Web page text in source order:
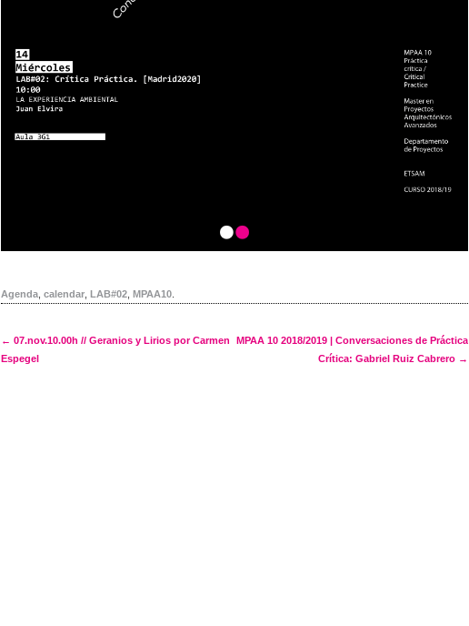
Agenda ,calendar ,LAB#02 ,MPAA10
Post navigation
← 07.nov.10.00h // Geranios y Lirios por Carmen
Espegel
MPAA 10 2018/2019 | Conversaciones de Práctica
Crítica: Gabriel Ruiz Cabrero →